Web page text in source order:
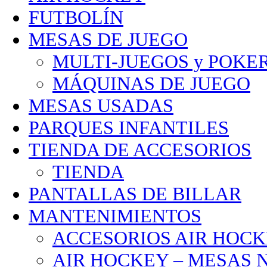
FUTBOLÍN
MESAS DE JUEGO
MULTI-JUEGOS y
MÁQUINAS DE JUEGO
MESAS USADAS
PARQUES INFANTILES
TIENDA DE ACCESORIOS
TIENDA
PANTALLAS DE BILLAR
MANTENIMIENTOS
ACCESORIOS AIR
AIR HOCKEY – MESAS